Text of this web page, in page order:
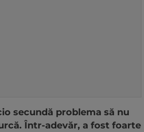
secundă problema să nu
Într-adevăr, a fost foarte